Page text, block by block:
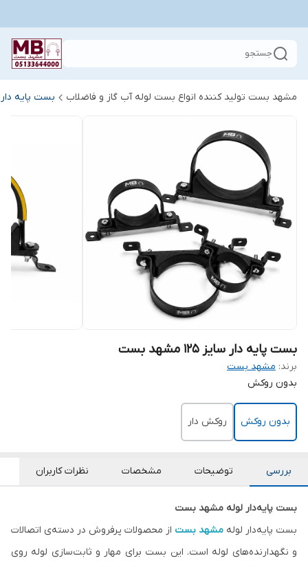
جستجو
مشهد بست تولید کننده انواع بست لوله آب گاز و فاضلاب بست پایه دار
بست پایه دار سایز 125 مشهد بست
برند: مشهد بست
بدون روکش
بدون روکش روکش دار
بررسی توضیحات مشخصات نظرات کاربران
بست پایه‌دار لوله مشهد بست
بست پایه‌دار لوله مشهد بست از محصولات پرفروش در دسته‌ی اتصالات
و نگهدارنده‌های لوله است. این بست برای مهار و ثابت‌سازی لوله روی